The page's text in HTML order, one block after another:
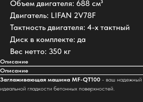
Объем двигателя: 688 см³
Двигатель: LIFAN 2V78F
Тактность двигателя: 4-х тактный
Диск в комплекте: да
Вес нетто: 350 кг
Описание
Описание
Заглаживающая машина MF-QT100 - ваш надежный
идеальной гладкости бетонных поверхностей.